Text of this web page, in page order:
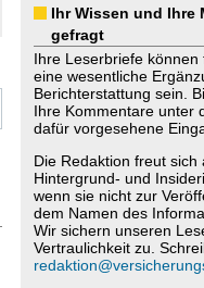
Ihr Wissen und Ihre
gefragt
Ihre Leserbriefe
eine wesentliche
Berichterstattung sein.
Ihre Kommentare unter
dafür vorgesehene
Die Redaktion freut sich
Hintergrund- und
wenn sie nicht zur
dem Namen des
Wir sichern unseren
Vertraulichkeit zu.